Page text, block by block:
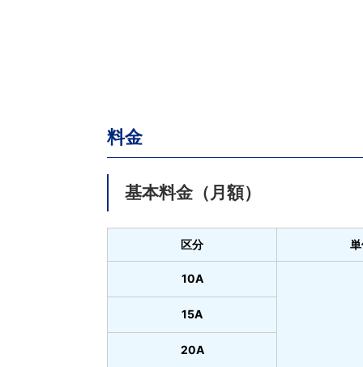
料金
基本料金（月額）
区分
10A
15A
20A